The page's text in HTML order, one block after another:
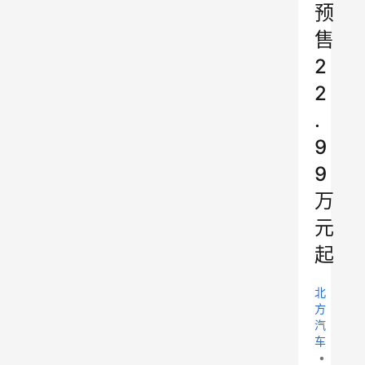
预
售
2
2
.
9
9
万
元
起
北
方
汽
车
•